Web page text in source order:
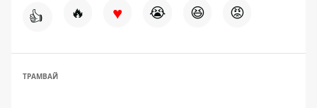
👍 🔥 ♥ 😭 😆 😡
ТРАМВАЙ